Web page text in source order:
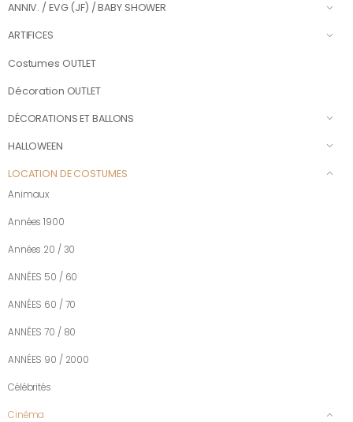
ANNIV. / EVG (JF) / BABY SHOWER
ARTIFICES
Costumes OUTLET
Décoration OUTLET
DÉCORATIONS ET BALLONS
HALLOWEEN
LOCATION DE COSTUMES
Animaux
Années 1900
Années 20 / 30
ANNÉES 50 / 60
ANNÉES 60 / 70
ANNÉES 70 / 80
ANNÉES 90 / 2000
Célébrités
Cinéma